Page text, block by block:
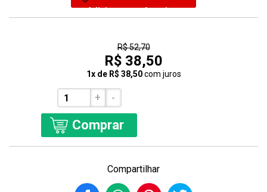
Adicionar aos favoritos
R$ 52,70
R$ 38,50
1x de R$ 38,50 com juros
+ -
Comprar
Compartilhar